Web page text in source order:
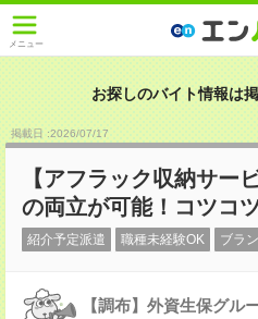
メニュー
お探しのバイト情報は
掲載日 :2026/07/17
【アフラック収納サー
の両立が可能！コツコ
紹介予定派遣 職種未経験OK ブラ
【調布】外資生保グル